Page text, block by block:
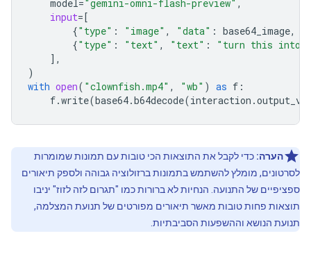
model="gemini-omni-flash-preview" ,
input=[
{"type" : "image" , "data" : base64_image,
{"type" : "text" , "text" :
"turn this into
],
)
with open( "clownfish.mp4" , "wb" ) as f :
f.write(base64.b64decode(interaction .
הערה: כדי לקבל את התוצאות הכי טובות עם תמונות שמומרות
לסרטונים, מומלץ להשתמש בתמונות ברזולוציה גבוהה ולספק תיאורים
ספציפיים של התנועה. הנחיות לא ברורות כמו "תגרום לזה לזוז" יניבו
תוצאות פחות טובות מאשר תיאורים מפורטים של תנועת המצלמה,
תנועת הנושא וההשפעות הסביבתיות.